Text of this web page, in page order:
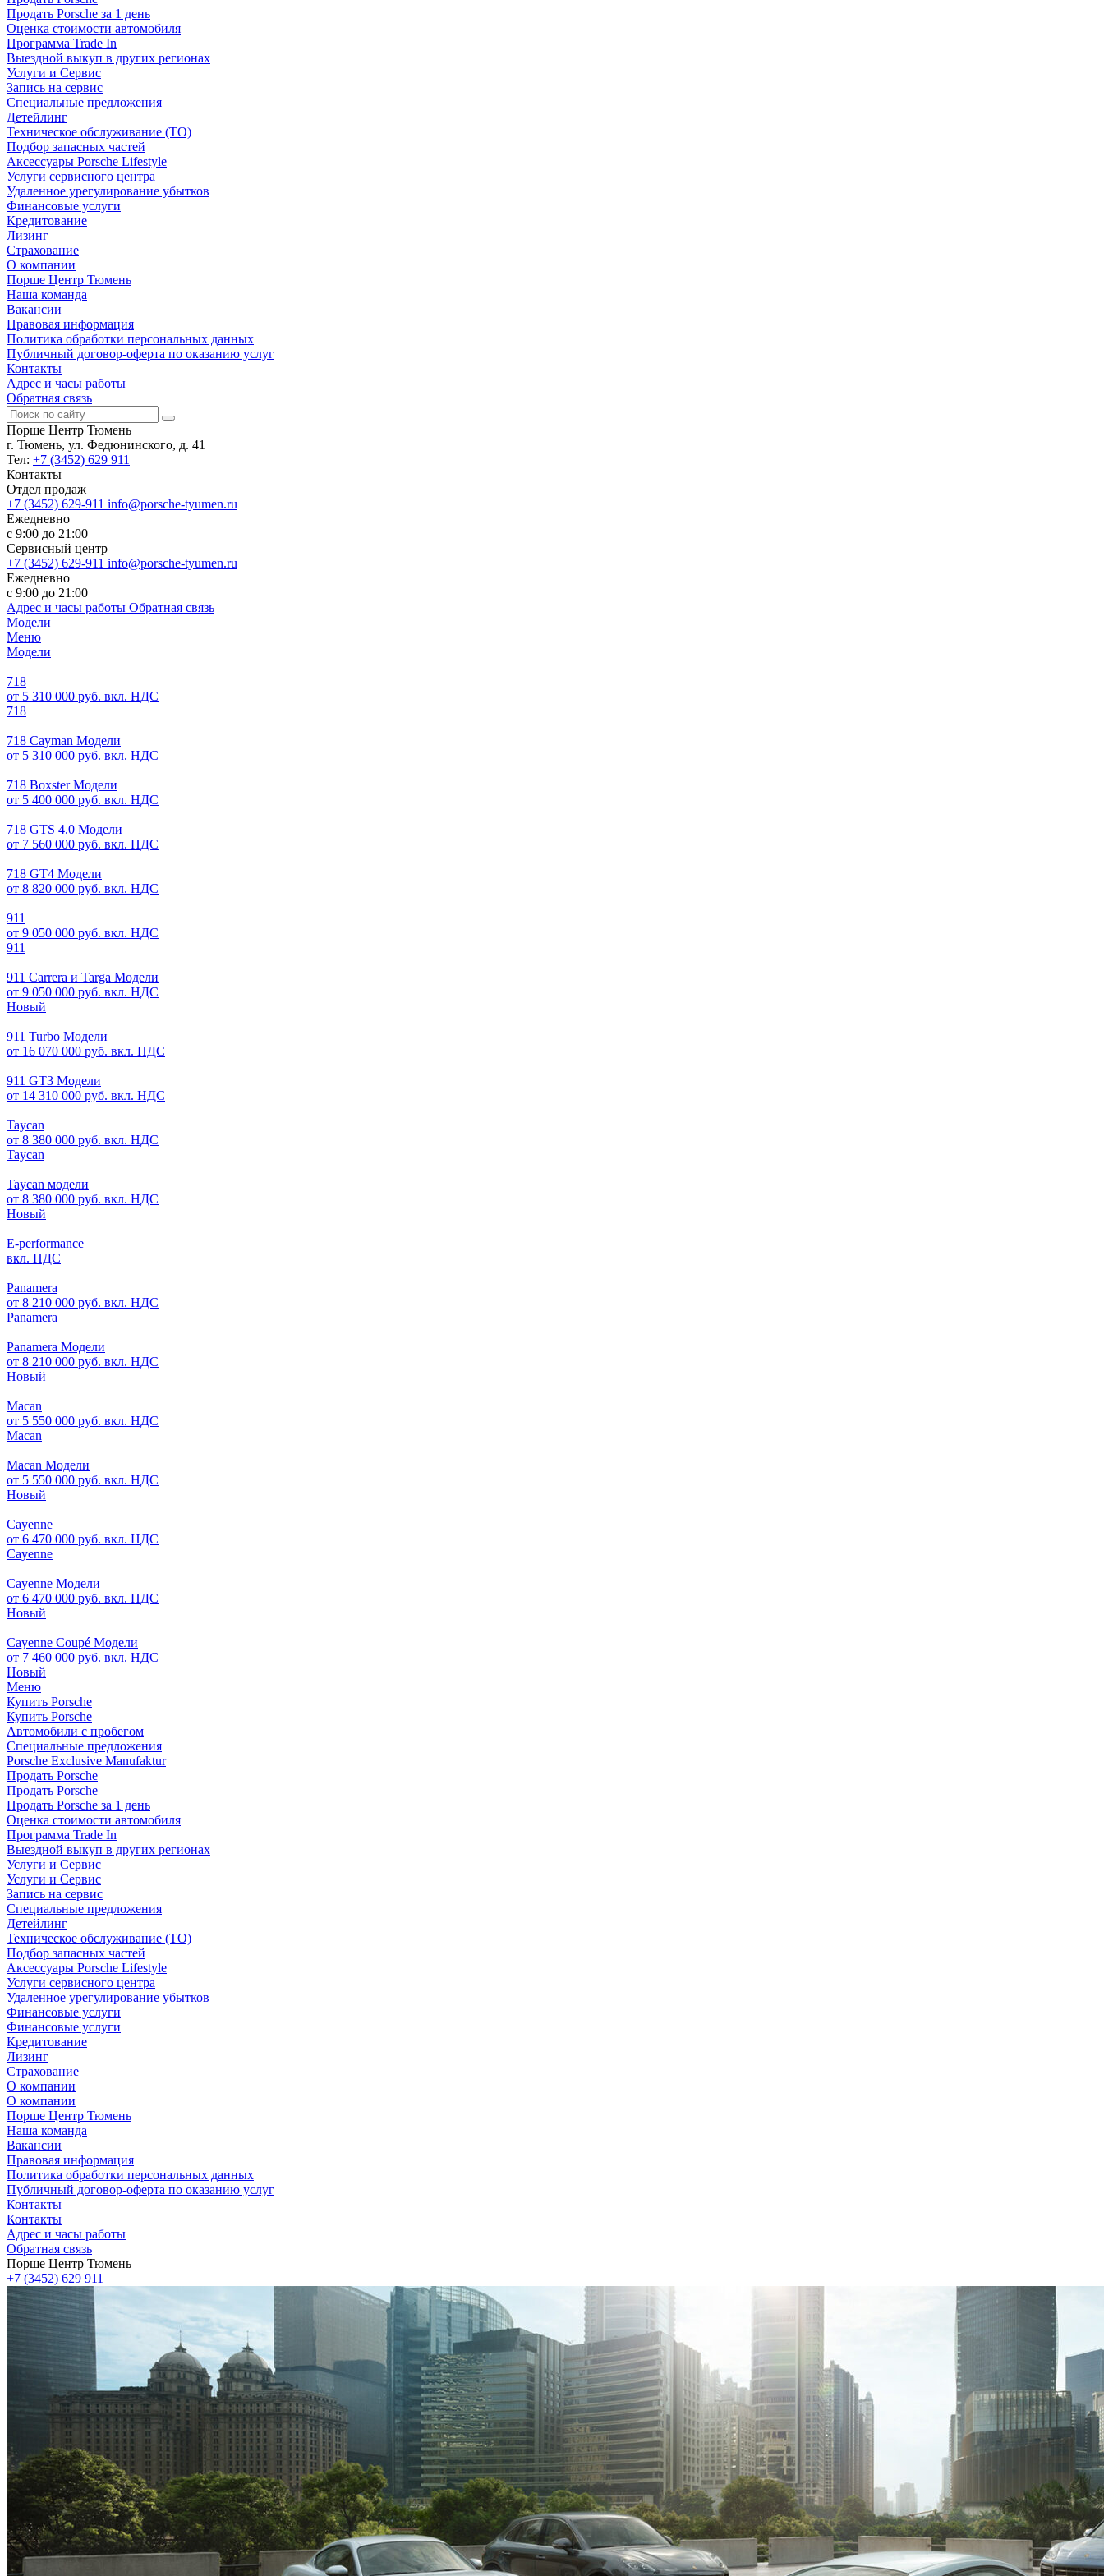
Продать Porsche за 1 день
Оценка стоимости автомобиля
Программа Trade In
Выездной выкуп в других регионах
Услуги и Сервис
Запись на сервис
Специальные предложения
Детейлинг
Техническое обслуживание (ТО)
Подбор запасных частей
Аксессуары Porsche Lifestyle
Услуги сервисного центра
Удаленное урегулирование убытков
Финансовые услуги
Кредитование
Лизинг
Страхование
О компании
Порше Центр Тюмень
Наша команда
Вакансии
Правовая информация
Политика обработки персональных данных
Публичный договор-оферта по оказанию услуг
Контакты
Адрес и часы работы
Обратная связь
Порше Центр Тюмень
г. Тюмень, ул. Федюнинского, д. 41
Тел: +7 (3452) 629 911
Контакты
Отдел продаж
+7 (3452) 629-911 info@porsche-tyumen.ru
Ежедневно
с 9:00 до 21:00
Сервисный центр
+7 (3452) 629-911 info@porsche-tyumen.ru
Ежедневно
с 9:00 до 21:00
Адрес и часы работы Обратная связь
Модели
Меню
Модели
718
от 5 310 000 руб. вкл. НДС
718
718 Cayman Модели
от 5 310 000 руб. вкл. НДС
718 Boxster Модели
от 5 400 000 руб. вкл. НДС
718 GTS 4.0 Модели
от 7 560 000 руб. вкл. НДС
718 GT4 Модели
от 8 820 000 руб. вкл. НДС
911
от 9 050 000 руб. вкл. НДС
911
911 Carrera и Targa Модели
от 9 050 000 руб. вкл. НДС
Новый
911 Turbo Модели
от 16 070 000 руб. вкл. НДС
911 GT3 Модели
от 14 310 000 руб. вкл. НДС
Taycan
от 8 380 000 руб. вкл. НДС
Taycan
Taycan модели
от 8 380 000 руб. вкл. НДС
Новый
E-performance
вкл. НДС
Panamera
от 8 210 000 руб. вкл. НДС
Panamera
Panamera Модели
от 8 210 000 руб. вкл. НДС
Новый
Macan
от 5 550 000 руб. вкл. НДС
Macan
Macan Модели
от 5 550 000 руб. вкл. НДС
Новый
Cayenne
от 6 470 000 руб. вкл. НДС
Cayenne
Cayenne Модели
от 6 470 000 руб. вкл. НДС
Новый
Cayenne Coupé Модели
от 7 460 000 руб. вкл. НДС
Новый
Меню
Купить Porsche
Купить Porsche
Автомобили с пробегом
Специальные предложения
Porsche Exclusive Manufaktur
Продать Porsche
Продать Porsche
Продать Porsche за 1 день
Оценка стоимости автомобиля
Программа Trade In
Выездной выкуп в других регионах
Услуги и Сервис
Услуги и Сервис
Запись на сервис
Специальные предложения
Детейлинг
Техническое обслуживание (ТО)
Подбор запасных частей
Аксессуары Porsche Lifestyle
Услуги сервисного центра
Удаленное урегулирование убытков
Финансовые услуги
Финансовые услуги
Кредитование
Лизинг
Страхование
О компании
О компании
Порше Центр Тюмень
Наша команда
Вакансии
Правовая информация
Политика обработки персональных данных
Публичный договор-оферта по оказанию услуг
Контакты
Контакты
Адрес и часы работы
Обратная связь
Порше Центр Тюмень
+7 (3452) 629 911